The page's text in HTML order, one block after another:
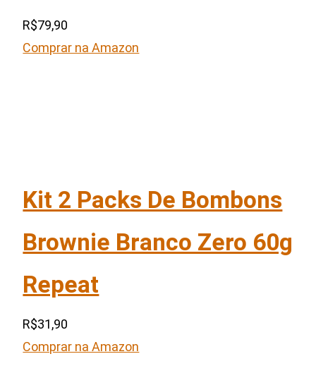
R$79,90
Comprar na Amazon
Kit 2 Packs De Bombons
Brownie Branco Zero 60g
Repeat
R$31,90
Comprar na Amazon